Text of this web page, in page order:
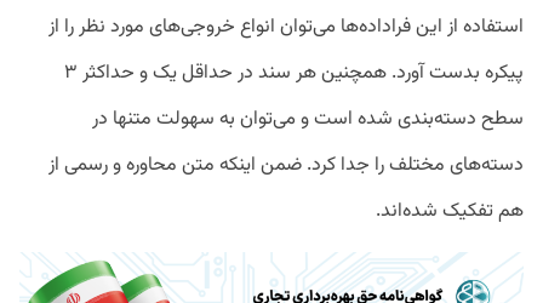
استفاده از این فراداده‌ها می‌توان انواع خروجی‌های مورد نظر را از
پیکره بدست آورد. همچنین هر سند در حداقل یک و حداکثر ۳
سطح دسته‌بندی شده است و می‌توان به سهولت متنها در
دسته‌های مختلف را جدا کرد. ضمن اینکه متن محاوره و رسمی از
هم تفکیک شده‌اند.